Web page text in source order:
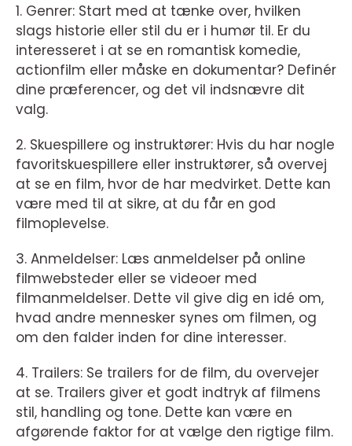
1. Genrer: Start med at tænke over, hvilken
slags historie eller stil du er i humør til. Er du
interesseret i at se en romantisk komedie,
actionfilm eller måske en dokumentar? Definér
dine præferencer, og det vil indsnævre dit
valg.
2. Skuespillere og instruktører: Hvis du har nogle
favoritskuespillere eller instruktører, så overvej
at se en film, hvor de har medvirket. Dette kan
være med til at sikre, at du får en god
filmoplevelse.
3. Anmeldelser: Læs anmeldelser på online
filmwebsteder eller se videoer med
filmanmeldelser. Dette vil give dig en idé om,
hvad andre mennesker synes om filmen, og
om den falder inden for dine interesser.
4. Trailers: Se trailers for de film, du overvejer
at se. Trailers giver et godt indtryk af filmens
stil, handling og tone. Dette kan være en
afgørende faktor for at vælge den rigtige film.